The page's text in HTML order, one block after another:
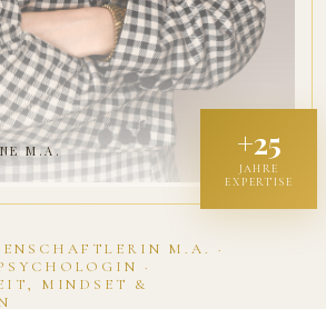
M.A. ·
·
MINDSET &
M.A. +25
JAHRE
EXPERTISE